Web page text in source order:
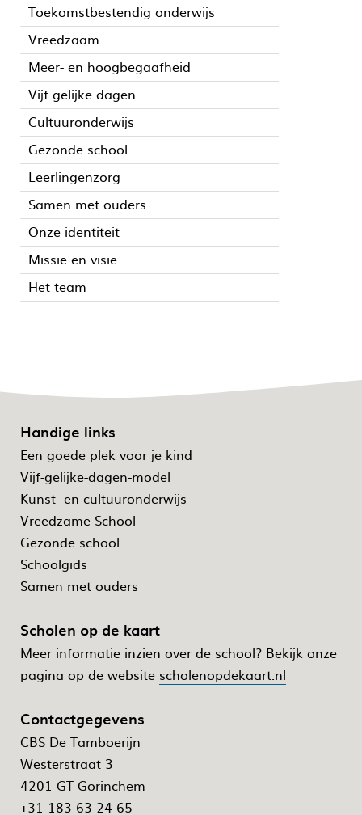
Toekomstbestendig onderwijs
Vreedzaam
Meer- en hoogbegaafheid
Vijf gelijke dagen
Cultuuronderwijs
Gezonde school
Leerlingenzorg
Samen met ouders
Onze identiteit
Missie en visie
Het team
Handige links
Een goede plek voor je kind
Vijf-gelijke-dagen-model
Kunst- en cultuuronderwijs
Vreedzame School
Gezonde school
Schoolgids
Samen met ouders
Scholen op de kaart
Meer informatie inzien over de school? Bekijk onze
pagina op de website scholenopdekaart.nl
Contactgegevens
CBS De Tamboerijn
Westerstraat 3
4201 GT Gorinchem
+31 183 63 24 65